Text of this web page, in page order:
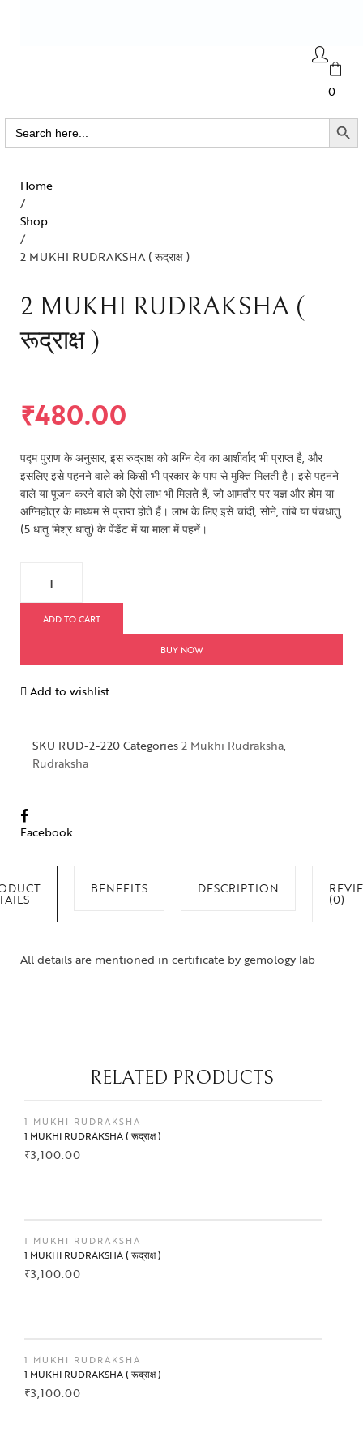
0
Search
for:
SEARCH BUTTON
Home
/
Shop
/
2 MUKHI RUDRAKSHA ( रूद्राक्ष )
2 MUKHI RUDRAKSHA (
रूद्राक्ष )
₹480.00
पद्म पुराण के अनुसार, इस रुद्राक्ष को अग्नि देव का आशीर्वाद भी प्राप्त है, और
इसलिए इसे पहनने वाले को किसी भी प्रकार के पाप से मुक्ति मिलती है। इसे पहनने
वाले या पूजन करने वाले को ऐसे लाभ भी मिलते हैं, जो आमतौर पर यज्ञ और होम या
अग्निहोत्र के माध्यम से प्राप्त होते हैं। लाभ के लिए इसे चांदी, सोने, तांबे या पंचधातु
(5 धातु मिश्र धातु) के पेंडेंट में या माला में पहनें।
ADD TO CART
BUY NOW
Add to wishlist
SKU RUD-2-220Categories2 Mukhi Rudraksha,
Rudraksha
Facebook
BENEFITS DESCRIPTION
(0)
All details are mentioned in certificate by gemology lab
RELATED PRODUCTS
1 MUKHI RUDRAKSHA
1 MUKHI RUDRAKSHA ( रूद्राक्ष )
₹3,100.00
1 MUKHI RUDRAKSHA
1 MUKHI RUDRAKSHA ( रूद्राक्ष )
₹3,100.00
1 MUKHI RUDRAKSHA
1 MUKHI RUDRAKSHA ( रूद्राक्ष )
₹3,100.00